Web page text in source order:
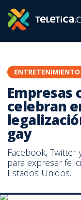
ENTRETENIMIENTO
Empresas
celebran
gay
Facebook,
para expresar
Estados Unidos.